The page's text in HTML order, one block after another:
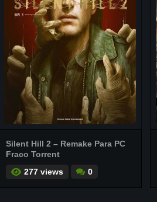
Silent Hill 2 – Remake Para PC
Fraco Torrent
277 views
0